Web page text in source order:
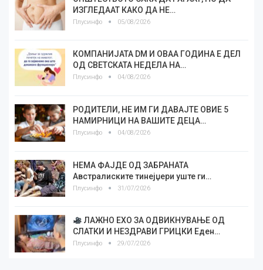
ИЗГЛЕДААТ КАКО ДА НЕ…
Плусинфо 05/08/2026
КОМПАНИЈАТА DM И ОВАА ГОДИНА Е ДЕЛ
ОД СВЕТСКАТА НЕДЕЛА НА…
Плусинфо 04/08/2026
РОДИТЕЛИ, НЕ ИМ ГИ ДАВАЈТЕ ОВИЕ 5
НАМИРНИЦИ НА ВАШИТЕ ДЕЦА…
Плусинфо 04/08/2026
НЕМА ФАЈДЕ ОД ЗАБРАНАТА
Австралиските тинејџери уште ги…
Плусинфо 31/07/2026
ЛАЖНО ЕХО ЗА ОДВИКНУВАЊЕ ОД
СЛАТКИ И НЕЗДРАВИ ГРИЦКИ Еден…
Плусинфо 29/07/2026